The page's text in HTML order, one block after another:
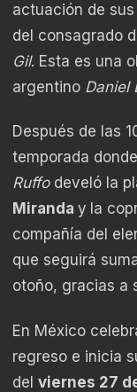
actuación de
del consagrado
Gil. Esta es una
argentino Daniel
Después de las
temporada
Ruffodeveló la
Miranda y la
compañía del
que seguirá
otoño, gracias a
En México
regreso e inicia
del viernes 27